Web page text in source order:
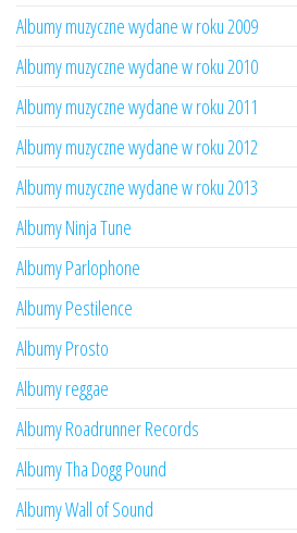
Albumy muzyczne wydane w roku 2009
Albumy muzyczne wydane w roku 2010
Albumy muzyczne wydane w roku 2011
Albumy muzyczne wydane w roku 2012
Albumy muzyczne wydane w roku 2013
Albumy Ninja Tune
Albumy Parlophone
Albumy Pestilence
Albumy Prosto
Albumy reggae
Albumy Roadrunner Records
Albumy Tha Dogg Pound
Albumy Wall of Sound